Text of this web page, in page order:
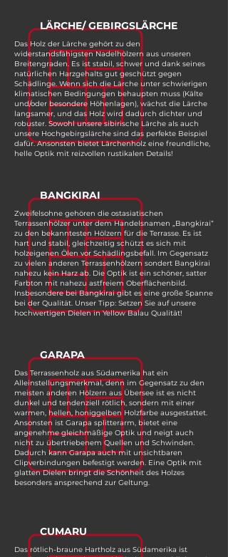
LÄRCHE/ GEBIRGSLÄRCHE
Das Holz der Lärche gehört zu den
widerstandsfähigsten Nadelhölzern aus unseren
Breitengraden. Es ist stabil, schwer und dank seines
natürlichen Harzgehalts gut geschützt gegen
Schädlinge. Wenn sich die Lärche unter schwierigen
klimatischen Bedingungen behaupten muss (Kälte
und/oder besondere Höhenlagen), wächst die Lärche
langsamer, und das Holz wird dadurch dichter und
robuster. Sowohl unsere sibirische Lärche als auch
unsere Hochgebirgslärche sind das perfekte Beispiel
dafür. Ansonsten bietet Lärchenholz eine freundliche,
helle Optik mit reizvollen rustikalen Details!
BANGKIRAI
Zweifelsohne gehören die ostasiatischen
Terrassenhölzer unter dem Handelsnamen „Bangkirai“
zu den bekanntesten Hölzern für die Terrasse. Es ist
hart und stabil, gleichzeitig schützt es sich mit
holzeigenen Ölen vor Schädlingsbefall. Im Gegensatz
zu vielen anderen Terrassenhölzern sondert Bangkirai
nahezu kein Harz ab. Die Optik ist ein schöner, satter
Farbton mit nahezu astfreiem Oberflächenbild.
Insbesondere bei Bangkirai gibt es eine große Spanne
bei der Qualität. Unser Tipp: Setzen Sie auf unsere
hochwertigen Dielen in Yellow Balau Qualität!
GARAPA
Das Terrassenholz aus Südamerika hat ein
Alleinstellungsmerkmal, denn im Gegensatz zu den
meisten anderen Hölzern aus Übersee ist es nicht
dunkel und tendenziell rötlich, sondern mit einer
warmen, hellen, honiggelben Holzfarbe ausgestattet.
Ansonsten ist Garapa splitterarm, bietet eine
angenehme gleichmäßige Optik und neigt auch
nicht zu übertriebenem Quellen und Schwinden.
Dadurch kann Garapa auch mit unsichtbaren
Clipverbindungen befestigt werden. Eine Optik mit
glatten Dielen bringt die Schönheit des Holzes
besonders ansprechend zur Geltung.
CUMARU
Das rötlich-braune Hartholz aus Südamerika ist